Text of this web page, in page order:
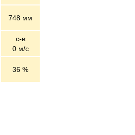
748 мм
с-в
0 м/c
36 %